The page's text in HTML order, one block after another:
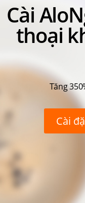
Cài
thoại
Tăng
Cài